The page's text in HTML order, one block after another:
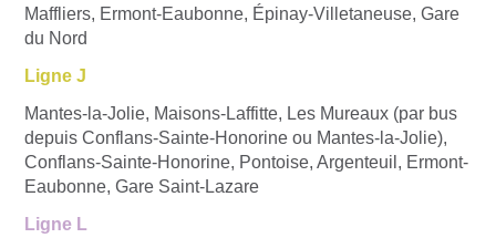
Maffliers, Ermont-Eaubonne, Épinay-Villetaneuse, Gare
du Nord
Ligne J
Mantes-la-Jolie, Maisons-Laffitte, Les Mureaux (par bus
depuis Conflans-Sainte-Honorine ou Mantes-la-Jolie),
Conflans-Sainte-Honorine, Pontoise, Argenteuil, Ermont-
Eaubonne, Gare Saint-Lazare
Ligne L